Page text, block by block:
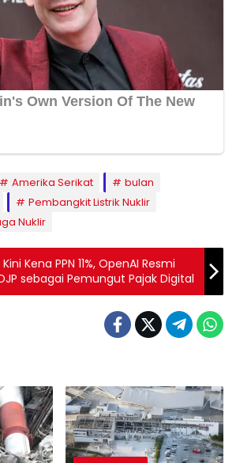
Amerika Serikat
bulan
Pembangkit Listrik Nuklir
Nuklir
Kena PPN 11%, OpenAI Resmi
sebagai Pemungut Pajak Digital